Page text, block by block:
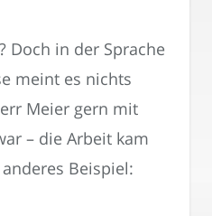
Doch in der Sprache
meint es nichts
Meier gern mit
– die Arbeit kam
Beispiel: